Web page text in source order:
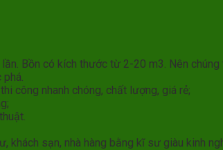
Bồn có kích thước từ 2-20 m3. Nên
công nhanh chóng, chất lượng, giá rẻ;
khách sạn, nhà hàng bằng kĩ sư giàu kinh